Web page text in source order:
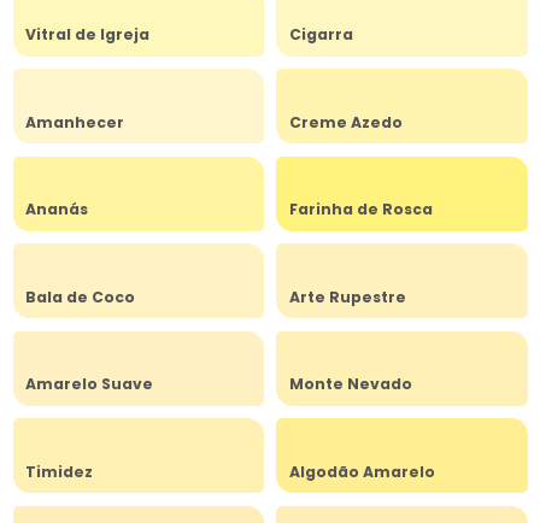
Vitral de Igreja Cigarra
Amanhecer Creme Azedo
Ananás Farinha de Rosca
Bala de Coco Arte Rupestre
Amarelo Suave Monte Nevado
Timidez Algodão Amarelo